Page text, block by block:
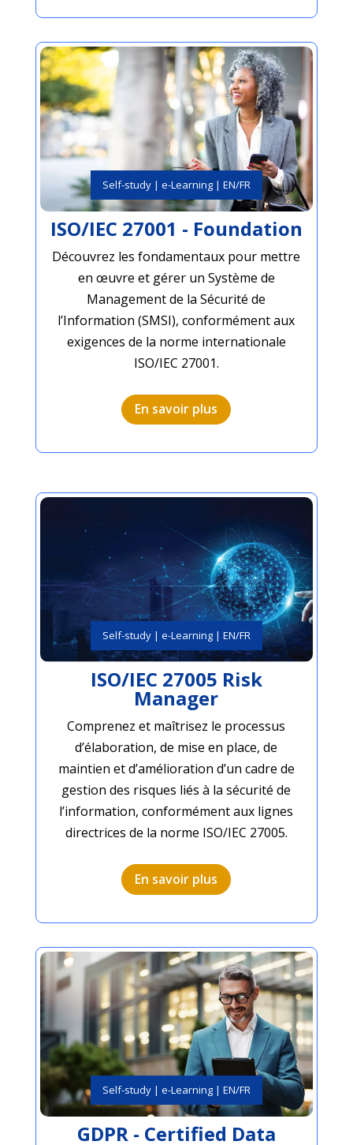
Self-study | e-Learning | EN/FR
ISO/IEC 27001 - Foundation
Découvrez les fondamentaux pour mettre
en œuvre et gérer un Système de
Management de la Sécurité de
l’Information (SMSI), conformément aux
exigences de la norme internationale
ISO/IEC 27001.
En savoir plus
Self-study | e-Learning | EN/FR
ISO/IEC 27005 Risk
Manager
Comprenez et maîtrisez le processus
d’élaboration, de mise en place, de
maintien et d’amélioration d’un cadre de
gestion des risques liés à la sécurité de
l’information, conformément aux lignes
directrices de la norme ISO/IEC 27005.
En savoir plus
Self-study | e-Learning | EN/FR
GDPR - Certified Data